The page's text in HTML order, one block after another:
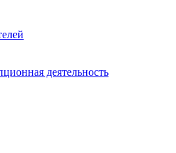
деятельность